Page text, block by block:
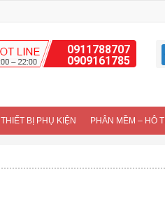
0911788707
0909161785
THIẾT BỊ PHỤ KIỆN PHÂN MỀM – HÔ